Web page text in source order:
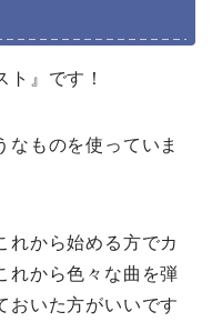
ト』です！
なものを使っていま
れから始める方でカ
れから色々な曲を弾
おいた方がいいです